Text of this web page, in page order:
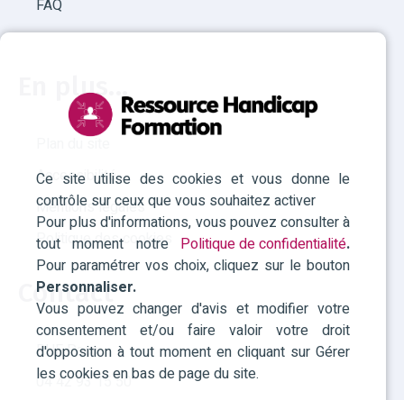
Ce site utilise des cookies et vous donne le
contrôle sur ceux que vous souhaitez activer
Pour plus d'informations, vous pouvez consulter à
tout moment notre Politique de confidentialité.
Pour paramétrer vos choix, cliquez sur le bouton
Personnaliser.
Vous pouvez changer d'avis et modifier votre
consentement et/ou faire valoir votre droit
d'opposition à tout moment en cliquant sur Gérer
les cookies en bas de page du site.
FAQ
En plus...
Plan du site
Accessibilité
Mentions légales
Politique des cookies
Contact
RHF Paca
04 42 93 15 50